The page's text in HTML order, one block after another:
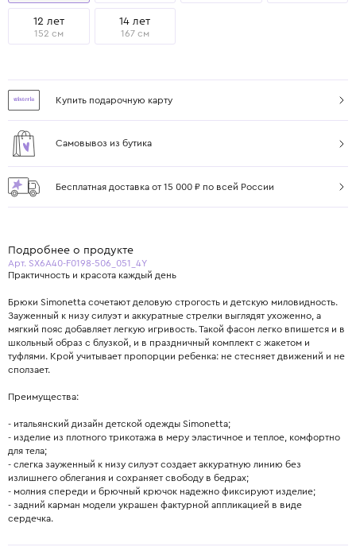
12 лет
152 см
14 лет
167 см
Купить подарочную карту
Самовывоз из бутика
Бесплатная доставка от 15 000 ₽ по всей России
Подробнее о продукте
Арт. SX6A40-F0198-506_051_4Y
Практичность и красота каждый день
Брюки Simonetta сочетают деловую строгость и детскую миловидность.
Зауженный к низу силуэт и аккуратные стрелки выглядят ухоженно, а
мягкий пояс добавляет легкую игривость. Такой фасон легко впишется и в
школьный образ с блузкой, и в праздничный комплект с жакетом и
туфлями. Крой учитывает пропорции ребенка: не стесняет движений и не
сползает.
Преимущества:
- итальянский дизайн детской одежды Simonetta;
- изделие из плотного трикотажа в меру эластичное и теплое, комфортно
для тела;
- слегка зауженный к низу силуэт создает аккуратную линию без
излишнего облегания и сохраняет свободу в бедрах;
- молния спереди и брючный крючок надежно фиксируют изделие;
- задний карман модели украшен фактурной аппликацией в виде
сердечка.